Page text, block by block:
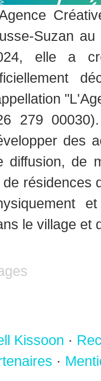
Suzan
elle a
279
des
diffusion, de
de résidences
le village et
Kissoon ·
·